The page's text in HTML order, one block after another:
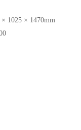
× 1025 × 1470mm